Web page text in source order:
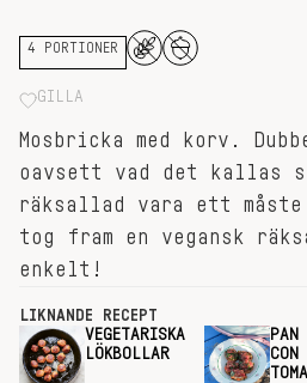
4 PORTIONER
GILLA
Mosbricka med korv.
oavsett vad det kallas
räksallad vara ett
tog fram en vegansk
enkelt!
LIKNANDE RECEPT
VEGETARISKA
LÖKBOLLAR
PAN
CON